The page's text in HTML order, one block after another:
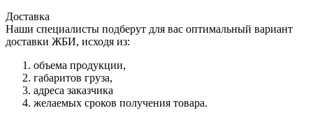
Доставка
Наши специалисты подберут для вас оптимальный вариант
доставки ЖБИ, исходя из:
объема продукции,
габаритов груза,
адреса заказчика
желаемых сроков получения товара.